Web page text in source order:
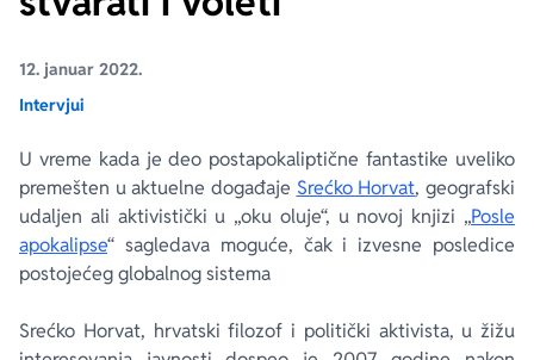
12. januar 2022.
Intervjui
U vreme kada je deo postapokaliptične fantastike uveliko
premešten u aktuelne događaje Srećko Horvat, geografski
udaljen ali aktivistički u „oku oluje“, u novoj knjizi „Posle
apokalipse“ sagledava moguće, čak i izvesne posledice
postojećeg globalnog sistema
Srećko Horvat, hrvatski filozof i politički aktivista, u žižu
Ekranizovane knjige
E-knjige
Autori
Poezija
Biografija
Bojan Ljubenović
Milica Jakovljević Mir-Jam
Peter Handke
Elif Šafak